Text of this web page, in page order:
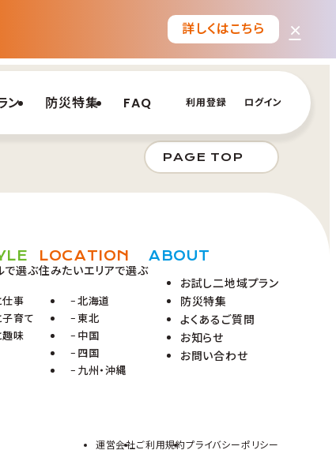
詳しくはこちら ×
ン 防災特集 FAQ 利用登録 ログイン
PAGE TOP
で選ぶ
仕事
育て
趣味
LOCATION
住みたいエリアで選ぶ
北海道
東北
中国
四国
九州・沖縄
ABOUT
お試し二地域プラン
防災特集
よくあるご質問
お知らせ
お問い合わせ
運営会社ご利用規約プライバシーポリシー